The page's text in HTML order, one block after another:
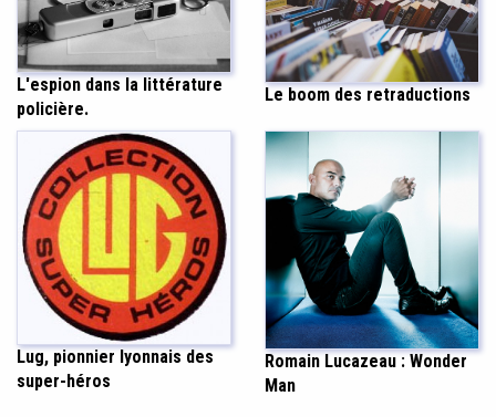
L'espion dans la littérature
policière.
Le boom des retraductions
Lug, pionnier lyonnais des
super-héros
Romain Lucazeau : Wonder
Man